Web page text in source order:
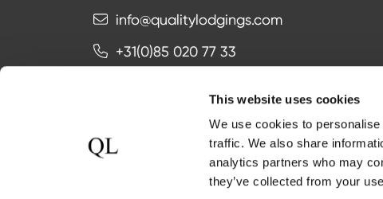
This website uses cookies
We use cookies to
traffic. We also share
analytics partners who may
they’ve collected from your
info@qualitylodgings.com
+31(0)85 020 77 33
Neem contact op